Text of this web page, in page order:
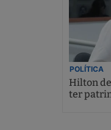
POLÍTICA
Hilton
ter